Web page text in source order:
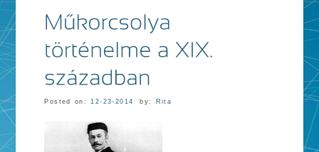
Posted on:12-23-2014 by: Rita